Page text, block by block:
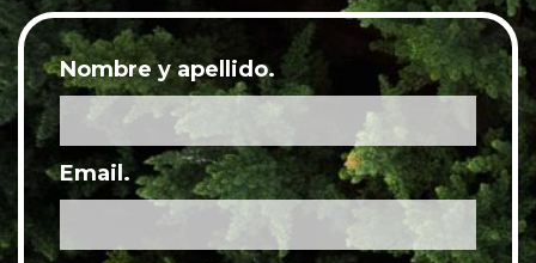
Nombre y apellido.
Email.